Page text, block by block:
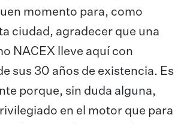
momento para, como
ciudad, agradecer que una
NACEX lleve aquí con
sus 30 años de existencia. Es
porque, sin duda alguna,
en el motor que para